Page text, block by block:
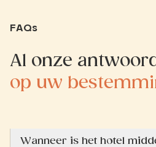
FAQs
Al onze
op uw
Wanneer is het hotel